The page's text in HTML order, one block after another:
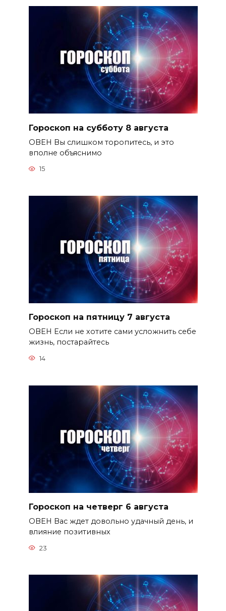
Гороскоп на субботу 8 августа
ОВЕН Вы слишком торопитесь, и это
вполне объяснимо
15
Гороскоп на пятницу 7 августа
ОВЕН Если не хотите сами усложнить себе
жизнь, постарайтесь
14
Гороскоп на четверг 6 августа
ОВЕН Вас ждет довольно удачный день, и
влияние позитивных
23